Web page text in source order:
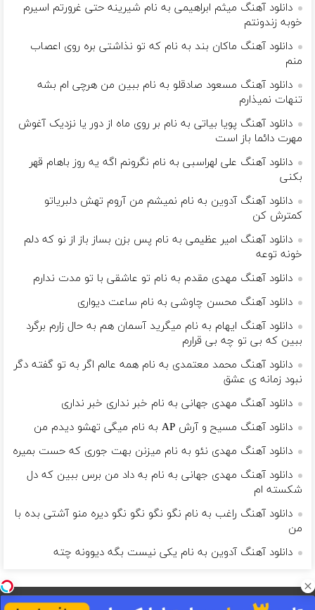
دانلود آهنگ میثم ابراهیمی به نام شیرینه حتی غرورتم اسیرم
خوبه زندونتم
دانلود آهنگ ماکان بند به نام که تو نذاشتی بره روی اعصاب
منم
دانلود آهنگ مسعود صادقلو به نام ببین من هرچی ام بشه
تنهات نمیذارم
دانلود آهنگ پویا بیاتی به نام بر روی ماه از دور یا نزدیک آغوش
مهرت دائما باز است
دانلود آهنگ علی لهراسبی به نام نگرونم اگه یه روز باهام قهر
بکنی
دانلود آهنگ آدوین به نام نمیشم من آروم تهش دلبریاتو
کمترش کن
دانلود آهنگ امیر عظیمی به نام پس بزن بساز باز از نو که دلم
خونه توعه
دانلود آهنگ مهدی مقدم به نام تو عاشقی با تو مدت ندارم
دانلود آهنگ محسن چاوشی به نام ساعت دیواری
دانلود آهنگ ایهام به نام میگرید آسمان هم به حال زارم برگرد
ببین که بی تو چه بی قرارم
دانلود آهنگ محمد معتمدی به نام همه عالم اگر به تو گفته دگر
نبود زمانه ی عشق
دانلود آهنگ مهدی جهانی به نام خبر نداری خبر نداری
دانلود آهنگ مسیح و آرش AP به نام میگی تهشو دیدم من
دانلود آهنگ مهدی نئو به نام میزنن بهت جوری که حست بمیره
دانلود آهنگ مهدی جهانی به نام به داد من برس ببین که دل
شکسته ام
دانلود آهنگ راغب به نام نگو نگو نگو نگو دیره منو آشتی بده با
من
دانلود آهنگ آدوین به نام یکی نیست بگه دیوونه چته